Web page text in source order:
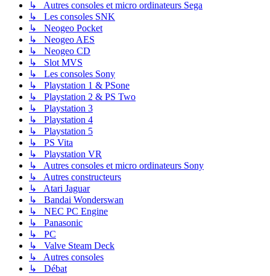
↳ Autres consoles et micro ordinateurs Sega
↳ Les consoles SNK
↳ Neogeo Pocket
↳ Neogeo AES
↳ Neogeo CD
↳ Slot MVS
↳ Les consoles Sony
↳ Playstation 1 & PSone
↳ Playstation 2 & PS Two
↳ Playstation 3
↳ Playstation 4
↳ Playstation 5
↳ PS Vita
↳ Playstation VR
↳ Autres consoles et micro ordinateurs Sony
↳ Autres constructeurs
↳ Atari Jaguar
↳ Bandai Wonderswan
↳ NEC PC Engine
↳ Panasonic
↳ PC
↳ Valve Steam Deck
↳ Autres consoles
↳ Débat